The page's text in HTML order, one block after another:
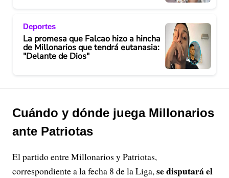
Deportes
La promesa que Falcao hizo a hincha
de Millonarios que tendrá eutanasia:
"Delante de Dios"
Cuándo y dónde juega Millonarios
ante Patriotas
El partido entre Millonarios y Patriotas,
correspondiente a la fecha 8 de la Liga,se disputará el